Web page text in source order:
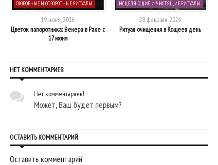
ЛЮБОВНЫЕ И ОТВОРОТНЫЕ РИТУАЛЫ
19 июня, 2016
Цветок папоротника: Венера в Раке с
17 июня
ИСЦЕЛЯЮЩИЕ И ЧИСТЯЩИЕ РИТУАЛЫ
28 февраля, 2026
Ритуал очищения в Кощеев день
НЕТ КОММЕНТАРИЕВ
Нет комментариев!
Может, Ваш будет первым?
ОСТАВИТЬ КОММЕНТАРИЙ
Оставить комментарий